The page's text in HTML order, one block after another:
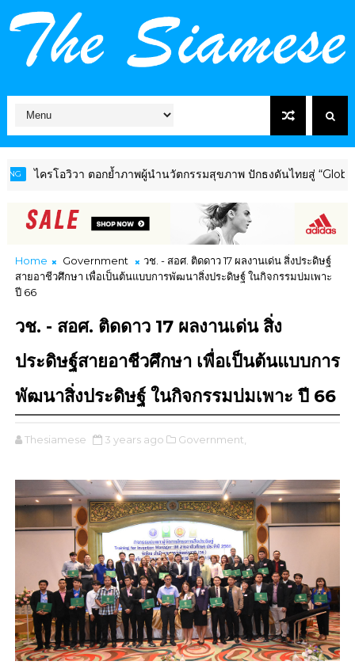
อกย้ำภาพผู้นำนวัตกรรมสุขภาพ ปักธงดันไทยสู่ “Global Wellness
Home Government
วช. - สอศ. ติดดาว 17 ผลงานเด่น สิ่งประดิษฐ์
สายอาชีวศึกษา เพื่อเป็นต้นแบบการพัฒนาสิ่งประดิษฐ์ ในกิจกรรมบ่มเพาะ
ปี 66
วช. - สอศ. ติดดาว 17 ผลงานเด่น สิ่ง
ประดิษฐ์สายอาชีวศึกษา เพื่อเป็นต้นแบบการ
พัฒนาสิ่งประดิษฐ์ ในกิจกรรมบ่มเพาะ ปี 66
Thesiamese 3 years ago Government,